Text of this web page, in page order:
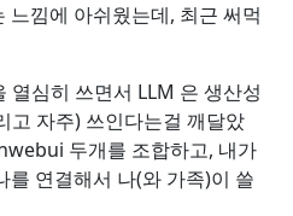
느낌에 아쉬웠는데, 최근 써먹
심히 쓰면서 LLM 은 생산성
고 자주) 쓰인다는걸 깨달았
두개를 조합하고, 내가
를 연결해서 나(와 가족)이 쓸